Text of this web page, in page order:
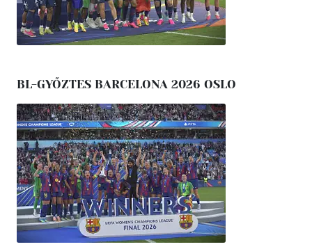
BL-GYŐZTES BARCELONA 2026 OSLO